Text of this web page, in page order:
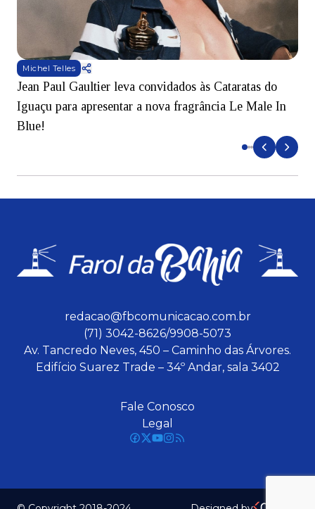
Michel Telles
Jean Paul Gaultier leva convidados às Cataratas do
Iguaçu para apresentar a nova fragrância Le Male In
Blue!
redacao@fbcomunicacao.com.br
(71) 3042-8626/9908-5073
Av. Tancredo Neves, 450 – Caminho das Árvores.
Edifício Suarez Trade – 34º Andar, sala 3402
Fale Conosco
Legal